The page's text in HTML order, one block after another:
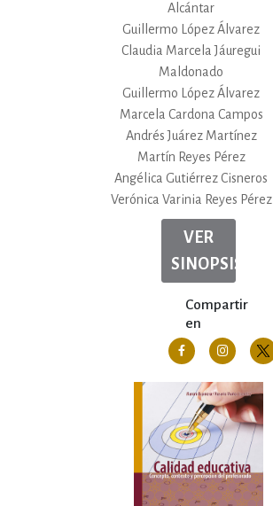
Alcántar
Guillermo López Álvarez
Claudia Marcela Jáuregui
Maldonado
Guillermo López Álvarez
Marcela Cardona Campos
Andrés Juárez Martínez
Martín Reyes Pérez
Angélica Gutiérrez Cisneros
Verónica Varinia Reyes Pérez
VER
SINOPSIS
Compartir
en